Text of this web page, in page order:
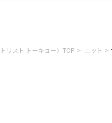
リスト トーキョー）TOP ニット